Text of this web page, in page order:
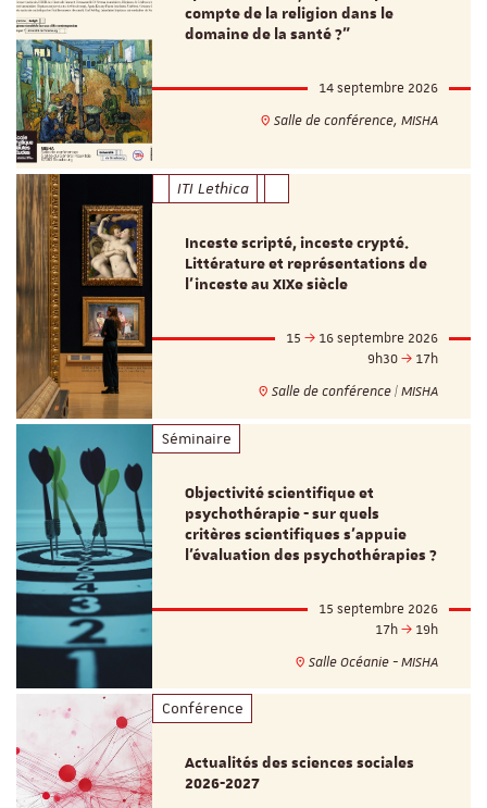
compte de la religion dans le
domaine de la santé ?"
14 septembre 2026
Salle de conférence, MISHA
ITI Lethica
Inceste scripté, inceste crypté.
Littérature et représentations de
l’inceste au XIXe siècle
15
16 septembre 2026
9h30
17h
Salle de conférence | MISHA
Séminaire
Objectivité scientifique et
psychothérapie - sur quels
critères scientifiques s'appuie
l'évaluation des psychothérapies ?
15 septembre 2026
17h
19h
Salle Océanie - MISHA
Conférence
Actualités des sciences sociales
2026-2027